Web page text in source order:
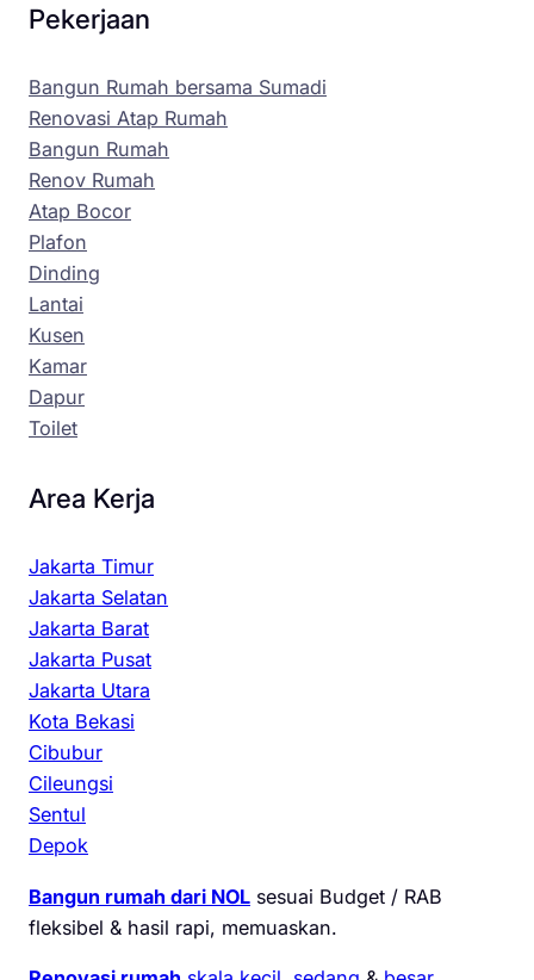
Pekerjaan
Bangun Rumah bersama Sumadi
Renovasi Atap Rumah
Bangun Rumah
Renov Rumah
Atap Bocor
Plafon
Dinding
Lantai
Kusen
Kamar
Dapur
Toilet
Area Kerja
Jakarta Timur
Jakarta Selatan
Jakarta Barat
Jakarta Pusat
Jakarta Utara
Kota Bekasi
Cibubur
Cileungsi
Sentul
Depok
Bangun rumah dari NOL sesuai Budget / RAB
fleksibel & hasil rapi, memuaskan.